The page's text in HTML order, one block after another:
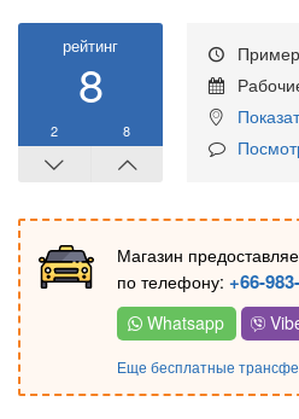
рейтинг
8
2 8
Магазин
по телефону: +66-
Whatsapp
Еще бесплатные